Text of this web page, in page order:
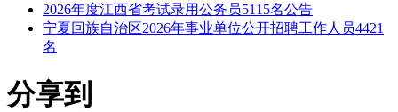
2026年度江西省考试录用公务员5115名公告
宁夏回族自治区2026年事业单位公开招聘工作人员4421
名
分享到